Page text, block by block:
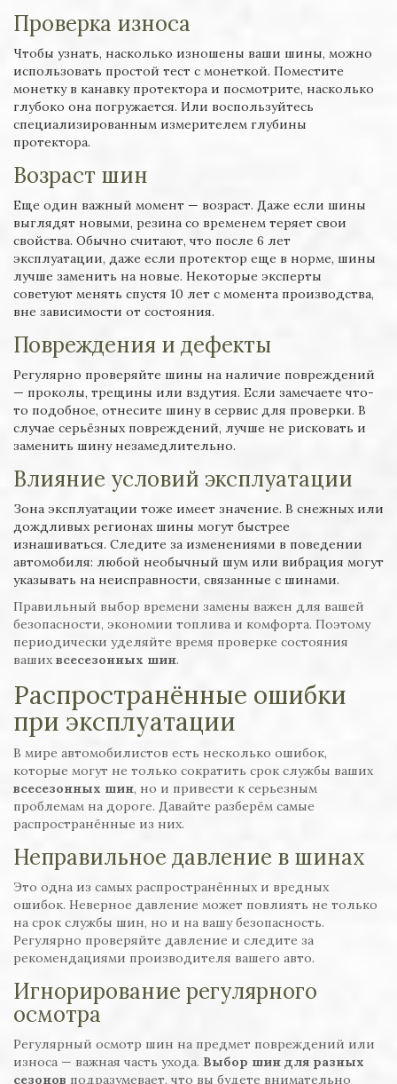
Проверка износа
Чтобы узнать, насколько изношены ваши шины, можно
использовать простой тест с монеткой. Поместите
монетку в канавку протектора и посмотрите, насколько
глубоко она погружается. Или воспользуйтесь
специализированным измерителем глубины
протектора.
Возраст шин
Еще один важный момент — возраст. Даже если шины
выглядят новыми, резина со временем теряет свои
свойства. Обычно считают, что после 6 лет
эксплуатации, даже если протектор еще в норме, шины
лучше заменить на новые. Некоторые эксперты
советуют менять спустя 10 лет с момента производства,
вне зависимости от состояния.
Повреждения и дефекты
Регулярно проверяйте шины на наличие повреждений
— проколы, трещины или вздутия. Если замечаете что-
то подобное, отнесите шину в сервис для проверки. В
случае серьёзных повреждений, лучше не рисковать и
заменить шину незамедлительно.
Влияние условий эксплуатации
Зона эксплуатации тоже имеет значение. В снежных или
дождливых регионах шины могут быстрее
изнашиваться. Следите за изменениями в поведении
автомобиля: любой необычный шум или вибрация могут
указывать на неисправности, связанные с шинами.
Правильный выбор времени замены важен для вашей
безопасности, экономии топлива и комфорта. Поэтому
периодически уделяйте время проверке состояния
ваших всесезонных шин.
Распространённые ошибки
при эксплуатации
В мире автомобилистов есть несколько ошибок,
которые могут не только сократить срок службы ваших
всесезонных шин, но и привести к серьезным
проблемам на дороге. Давайте разберём самые
распространённые из них.
Неправильное давление в шинах
Это одна из самых распространённых и вредных
ошибок. Неверное давление может повлиять не только
на срок службы шин, но и на вашу безопасность.
Регулярно проверяйте давление и следите за
рекомендациями производителя вашего авто.
Игнорирование регулярного
осмотра
Регулярный осмотр шин на предмет повреждений или
износа — важная часть ухода. Выбор шин для разных
сезонов подразумевает, что вы будете внимательно